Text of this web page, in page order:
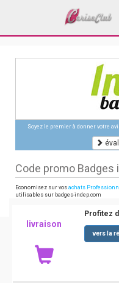
Soyez le premier à donner votre
Code promo Badges
Economisez sur vos achats
utilisables sur badges-indep.com
livraison
Profitez
vers la